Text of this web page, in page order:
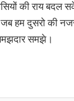
की राय
हम दुसरो की
समझे।